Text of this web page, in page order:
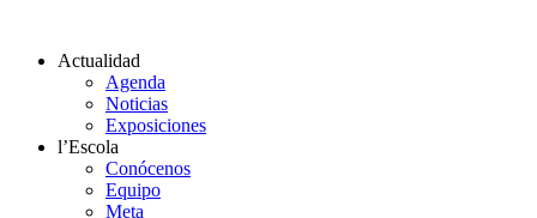
Actualidad
Agenda
Noticias
Exposiciones
l’Escola
Conócenos
Equipo
Meta